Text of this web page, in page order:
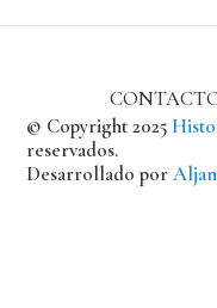
© Copyright 2025
reservados.
Desarrollado por